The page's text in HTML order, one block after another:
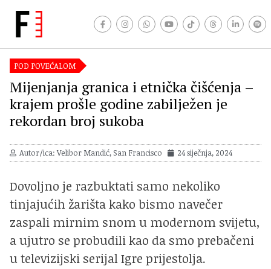
POD POVEĆALOM
Mijenjanja granica i etnička čišćenja –
krajem prošle godine zabilježen je
rekordan broj sukoba
Autor/ica: Velibor Mandić, San Francisco 24 siječnja, 2024
Dovoljno je razbuktati samo nekoliko
tinjajućih žarišta kako bismo navečer
zaspali mirnim snom u modernom svijetu,
a ujutro se probudili kao da smo prebačeni
u televizijski serijal Igre prijestolja.